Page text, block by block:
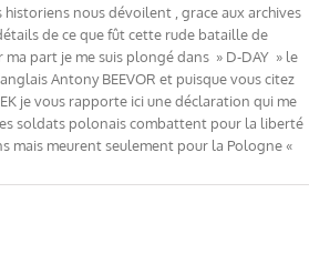
historiens nous dévoilent , grace aux archives
de ce que fût cette rude bataille de
part je me suis plongé dans » D-DAY » le
Antony BEEVOR et puisque vous citez
je vous rapporte ici une déclaration qui me
soldats polonais combattent pour la liberté
mais meurent seulement pour la Pologne «